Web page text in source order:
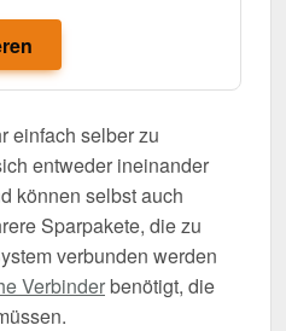
einfach selber zu
entweder ineinander
können selbst auch
Sparpakete, die zu
verbunden werden
Verbinderbenötigt, die